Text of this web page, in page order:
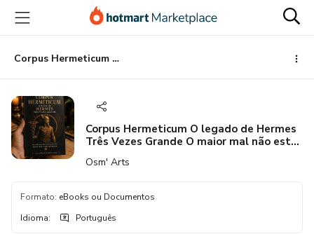
para
conteúdo
principal
para
pagamento
para
rodapé
Corpus Hermeticum O legado de Hermes Três Vezes Grande O maior mal não está no mundo… está na ignorância Por Osmar Ramos Lino
Corpus Hermeticum O legado de Hermes
Três Vezes Grande O maior mal não está
Ramos Lino
Osm' Arts
Formato: eBooks ou Documentos
Idioma: Português